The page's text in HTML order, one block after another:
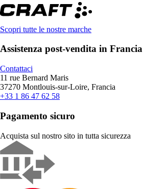
Scopri tutte le nostre marche
Assistenza post-vendita in Francia
Contattaci
11 rue Bernard Maris
37270 Montlouis-sur-Loire, Francia
+33 1 86 47 62 58
Pagamento sicuro
Acquista sul nostro sito in tutta sicurezza